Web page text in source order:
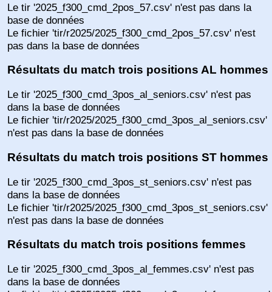
Le tir '2025_f300_cmd_2pos_57.csv' n'est pas dans la
base de données
Le fichier 'tir/r2025/2025_f300_cmd_2pos_57.csv' n'est
pas dans la base de données
Résultats du match trois positions AL hommes
Le tir '2025_f300_cmd_3pos_al_seniors.csv' n'est pas
dans la base de données
Le fichier 'tir/r2025/2025_f300_cmd_3pos_al_seniors.csv'
n'est pas dans la base de données
Résultats du match trois positions ST hommes
Le tir '2025_f300_cmd_3pos_st_seniors.csv' n'est pas
dans la base de données
Le fichier 'tir/r2025/2025_f300_cmd_3pos_st_seniors.csv'
n'est pas dans la base de données
Résultats du match trois positions femmes
Le tir '2025_f300_cmd_3pos_al_femmes.csv' n'est pas
dans la base de données